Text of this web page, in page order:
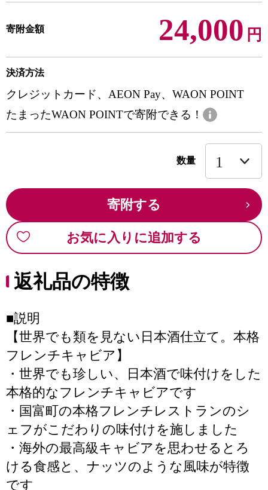
寄附金額 24,000 円
決済方法
クレジットカード、AEON Pay、WAON POINT
たまったWAON POINTで寄附できる！
数量
寄附する
お気に入りに追加する
返礼品の特徴
■説明
【世界でも類を見ない日本酒仕立て。本格
フレンチキャビア】
・世界でも珍しい、日本酒で味付けをした
本格的なフレンチキャビアです
・国富町の本格フレンチレストランのシ
ェフがこだわりの味付けを施しました
・海外の最高級キャビアを思わせるとろ
ける食感と、ナッツのような風味が特徴
です